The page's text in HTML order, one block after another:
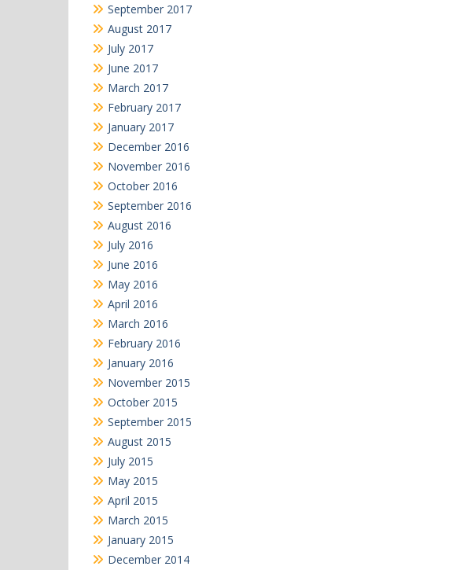
September 2017
August 2017
July 2017
June 2017
March 2017
February 2017
January 2017
December 2016
November 2016
October 2016
September 2016
August 2016
July 2016
June 2016
May 2016
April 2016
March 2016
February 2016
January 2016
November 2015
October 2015
September 2015
August 2015
July 2015
May 2015
April 2015
March 2015
January 2015
December 2014